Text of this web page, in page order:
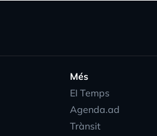
Més
EI Temps
Agenda.ad
Trànsit